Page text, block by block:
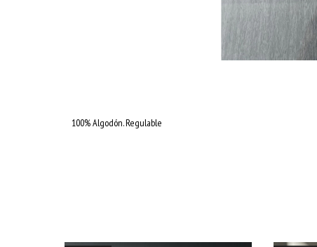
100% Algodón. Regulable